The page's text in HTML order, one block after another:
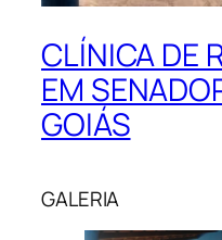
CLÍNICA DE
EM
GOIÁS
GALERIA